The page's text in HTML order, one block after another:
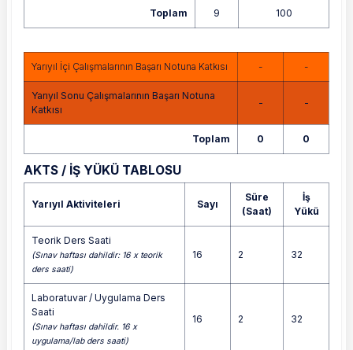
Toplam 9 100
Yarıyıl İçi Çalışmalarının Başarı Notuna Katkısı - -
Yarıyıl Sonu Çalışmalarının Başarı Notuna
Katkısı
- -
Toplam 0 0
AKTS / İŞ YÜKÜ TABLOSU
Yarıyıl Aktiviteleri Sayı
Süre
(Saat)
İş
Yükü
Teorik Ders Saati
(Sınav haftası dahildir: 16 x teorik
ders saati)
16 2 32
Laboratuvar / Uygulama Ders
Saati
(Sınav haftası dahildir. 16 x
uygulama/lab ders saati)
16 2 32